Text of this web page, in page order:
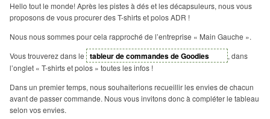
Hello tout le monde! Après les pistes à dés et les décapsuleurs, nous vous
proposons de vous procurer des T-shirts et polos ADR !
Nous nous sommes pour cela rapproché de l’entreprise « Main Gauche ».
Vous trouverez dans le tableur de commandes de Goodies
, dans
l’onglet « T-shirts et polos » toutes les infos !
Dans un premier temps, nous souhaiterions recueillir les envies de chacun
avant de passer commande. Nous vous invitons donc à compléter le tableau
selon vos envies.